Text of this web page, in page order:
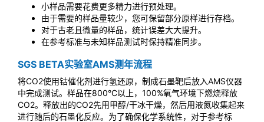
小样品需要花费更多精力进行预处理。
由于需要的样品量较少，您可保留部分原样进行存档。
对于古老且微量的样品，统计误差大大提升。
在参考标准与未知样品测试时保持精准同步。
SGS BETA实验室AMS测年流程
将CO2使用钴催化剂进行氢还原，制成石墨靶后放入AMS仪器
中完成测试。样品在800°C以上，100%氧气环境下燃烧释放
CO2。释放出的CO2先用甲醇/干冰干燥，然后用液氮收集起来
进行随后的石墨化反应。为了确保化学系统性，对于参考标